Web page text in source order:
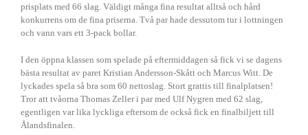
prisplats med 66 slag. Väldigt många fina resultat alltså och hård
konkurrens om de fina priserna. Två par hade dessutom tur i lottningen
och vann vars ett 3-pack bollar.
I den öppna klassen som spelade på eftermiddagen så fick vi se dagens
bästa resultat av paret Kristian Andersson-Skått och Marcus Witt. De
lyckades spela så bra som 60 nettoslag. Stort grattis till finalplatsen!
Tror att tvåorna Thomas Zeller i par med Ulf Nygren med 62 slag,
egentligen var lika lyckliga eftersom de också fick en finalbiljett till
Ålandsfinalen.